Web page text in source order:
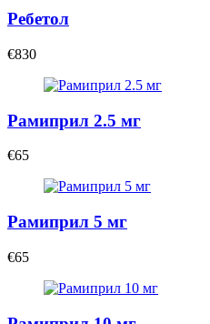
Ребетол
€830
Рамиприл 2.5 мг
€65
Рамиприл 5 мг
€65